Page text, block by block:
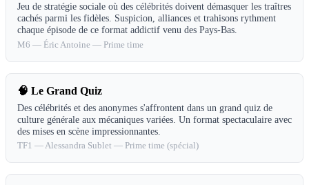
Jeu de stratégie sociale où des célébrités doivent démasquer les traîtres
cachés parmi les fidèles. Suspicion, alliances et trahisons rythment
chaque épisode de ce format addictif venu des Pays-Bas.
M6 — Éric Antoine — Prime time
🧠 Le Grand Quiz
Des célébrités et des anonymes s'affrontent dans un grand quiz de
culture générale aux mécaniques variées. Un format spectaculaire avec
des mises en scène impressionnantes.
TF1 —Alessandra Sublet — Prime time (spécial)